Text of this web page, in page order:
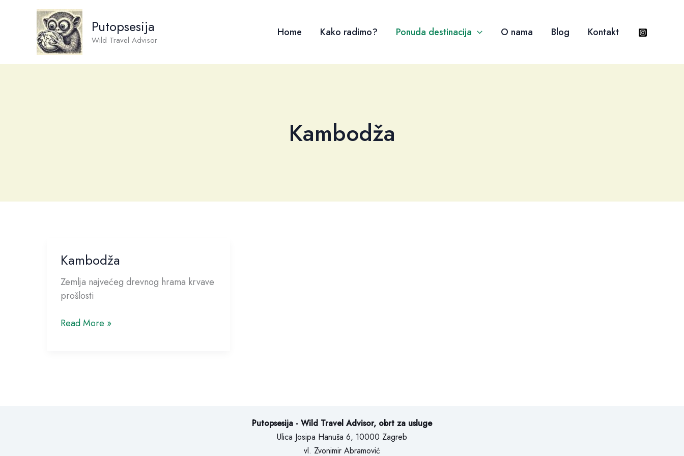
Putopsesija
Wild Travel Advisor
Home Kako radimo? Ponuda destinacija O nama Blog Kontakt
Kambodža
Kambodža
Zemlja najvećeg drevnog hrama krvave
prošlosti
Kambodža
Read More »
Putopsesija - Wild Travel Advisor, obrt za usluge
Ulica Josipa Hanuša 6, 10000 Zagreb
vl. Zvonimir Abramović